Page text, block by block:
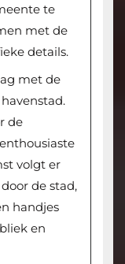
te
met de
details.
met de
de
volgt er
de stad,
handjes
en